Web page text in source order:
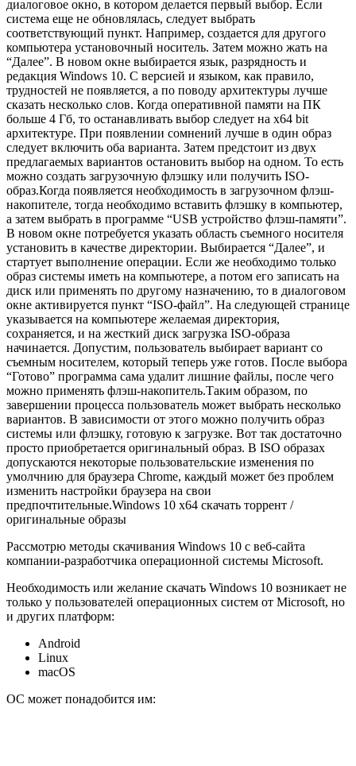
диалоговое окно, в котором делается первый выбор. Если
система еще не обновлялась, следует выбрать
соответствующий пункт. Например, создается для другого
компьютера установочный носитель. Затем можно жать на
“Далее”. В новом окне выбирается язык, разрядность и
редакция Windows 10. С версией и языком, как правило,
трудностей не появляется, а по поводу архитектуры лучше
сказать несколько слов. Когда оперативной памяти на ПК
больше 4 Гб, то останавливать выбор следует на x64 bit
архитектуре. При появлении сомнений лучше в один образ
следует включить оба варианта. Затем предстоит из двух
предлагаемых вариантов остановить выбор на одном. То есть
можно создать загрузочную флэшку или получить ISO-
образ.Когда появляется необходимость в загрузочном флэш-
накопителе, тогда необходимо вставить флэшку в компьютер,
а затем выбрать в программе “USB устройство флэш-памяти”.
В новом окне потребуется указать область съемного носителя
установить в качестве директории. Выбирается “Далее”, и
стартует выполнение операции. Если же необходимо только
образ системы иметь на компьютере, а потом его записать на
диск или применять по другому назначению, то в диалоговом
окне активируется пункт “ISO-файл”. На следующей странице
указывается на компьютере желаемая директория,
сохраняется, и на жесткий диск загрузка ISO-образа
начинается. Допустим, пользователь выбирает вариант со
съемным носителем, который теперь уже готов. После выбора
“Готово” программа сама удалит лишние файлы, после чего
можно применять флэш-накопитель.Таким образом, по
завершении процесса пользователь может выбрать несколько
вариантов. В зависимости от этого можно получить образ
системы или флэшку, готовую к загрузке. Вот так достаточно
просто приобретается оригинальный образ. В ISO образах
допускаются некоторые пользовательские изменения по
умолчнию для браузера Chrome, каждый может без проблем
изменить настройки браузера на свои
предпочтительные.Windows 10 x64 скачать торрент /
оригинальные образы
Рассмотрю методы скачивания Windows 10 с веб-сайта
компании-разработчика операционной системы Microsoft.
Необходимость или желание скачать Windows 10 возникает не
только у пользователей операционных систем от Microsoft, но
и других платформ:
Android
Linux
macOS
ОС может понадобится им: